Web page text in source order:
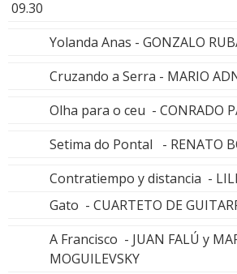
09.30
Yolanda Anas - GONZALO
Cruzando a Serra - MARIO
Olha para o ceu - CONRADO
Setima do Pontal - RENATO
Contratiempo y distancia -
Gato - CUARTETO DE
A Francisco - JUAN FALÚ y
MOGUILEVSKY